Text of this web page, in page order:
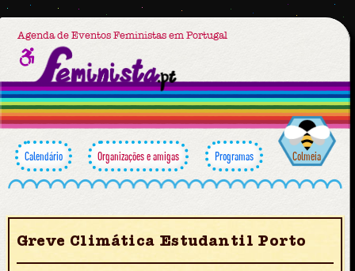
Agenda de Eventos Feministas em Portugal
Calendário Organizações e amigas Programas Colmeia
Greve Climática Estudantil Porto